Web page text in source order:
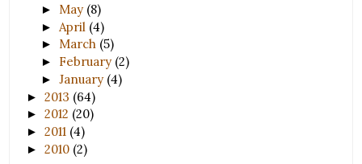
► May (8)
► April (4)
► March (5)
► February (2)
►January (4)
►2013 (64)
►2012 (20)
►2011 (4)
►2010 (2)